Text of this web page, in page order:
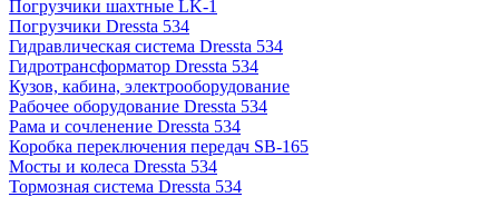
Погрузчики шахтные LK-1
Погрузчики Dressta 534
Гидравлическая система Dressta 534
Гидротрансформатор Dressta 534
Кузов, кабина, электрооборудование
Рабочее оборудование Dressta 534
Рама и сочленение Dressta 534
Коробка переключения передач SB-165
Мосты и колеса Dressta 534
Тормозная система Dressta 534